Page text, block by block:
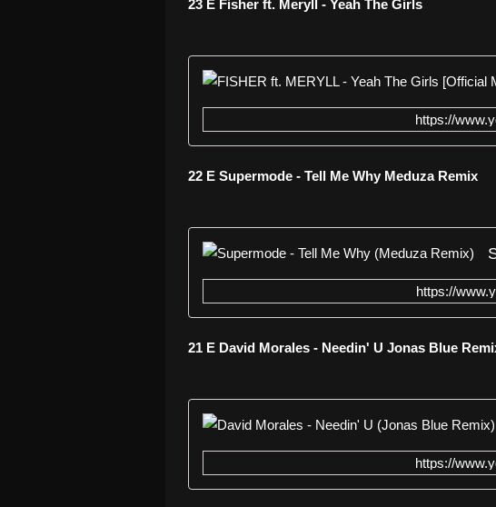
23 E Fisher ft. Meryll - Yeah The Girls
https://
22 E Supermode - Tell Me Why Meduza Remix
https://
21 E David Morales - Needin' U Jonas Blue
https://